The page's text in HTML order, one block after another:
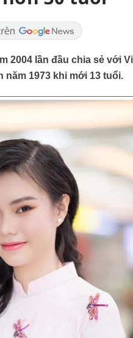
2004 lần đầu chia sẻ với
1973 khi mới 13 tuổi.